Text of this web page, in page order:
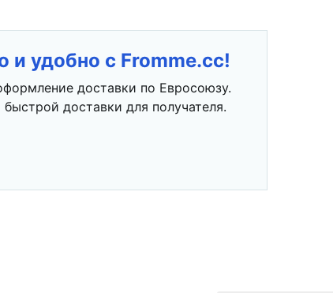
и удобно с Fromme.cc!
доставки по Евросоюзу.
доставки для получателя.